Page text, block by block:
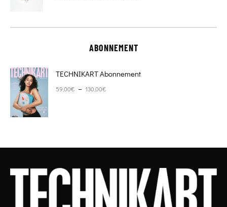
ABONNEMENT
TECHNIKART Abonnement
59,00€ – 130,00€